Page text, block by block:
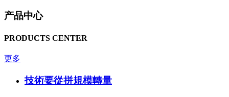
产品中心
PRODUCTS CENTER
更多
技術要從拼規模轉量